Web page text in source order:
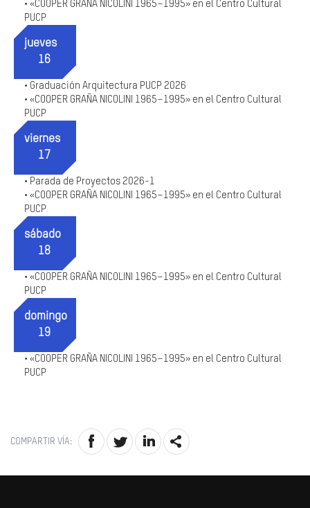
• «COOPER GRAÑA NICOLINI 1965–1995» en el Centro Cultural
PUCP
jueves
16
• Graduación Arquitectura PUCP 2026
• «COOPER GRAÑA NICOLINI 1965–1995» en el Centro Cultural
PUCP
viernes
17
• Parada de Proyectos 2026-1
• «COOPER GRAÑA NICOLINI 1965–1995» en el Centro Cultural
PUCP
sábado
18
• «COOPER GRAÑA NICOLINI 1965–1995» en el Centro Cultural
PUCP
domingo
19
• «COOPER GRAÑA NICOLINI 1965–1995» en el Centro Cultural
PUCP
COMPARTIR VÍA: